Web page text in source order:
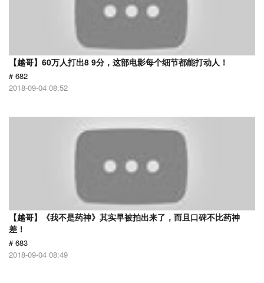
【越哥】60万人打出8 9分，这部电影每个细节都能打动人！
# 682
2018-09-04 08:52
【越哥】《我不是药神》其实早被拍出来了，而且口碑不比药神
差！
# 683
2018-09-04 08:49